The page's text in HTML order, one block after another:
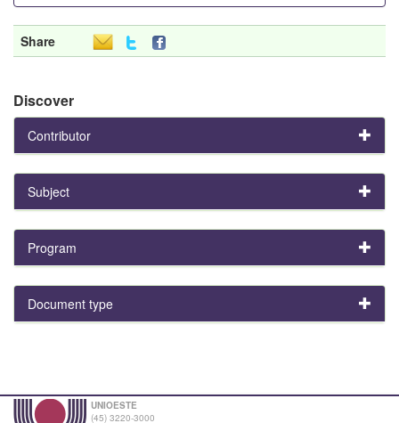
Share
Discover
Contributor
Subject
Program
Document type
UNIOESTE
(45) 3220-3000